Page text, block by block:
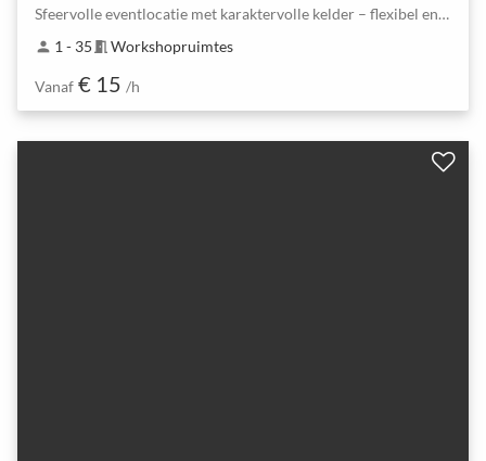
Sfeervolle eventlocatie met karaktervolle kelder – flexibel en inspirerend
person 1 - 35 meeting_room Workshopruimtes
Vanaf € 15 /h